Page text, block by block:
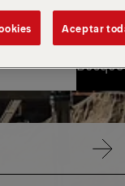
Aceptar